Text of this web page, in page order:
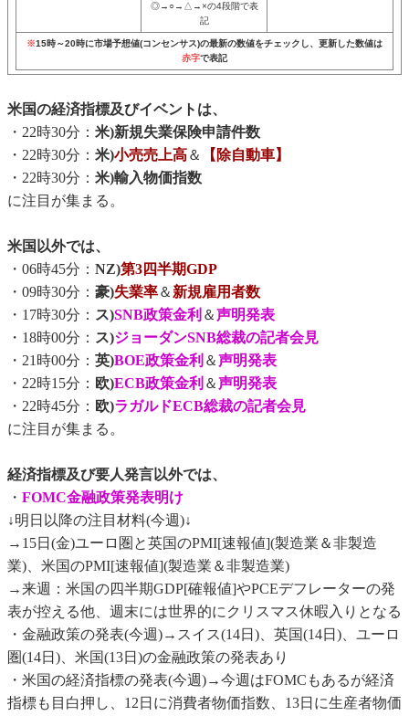
◎→○→△→×の4段階で表
記
※15時～20時に市場予想値(コンセンサス)の最新の数値をチェックし、更新した数値は
赤字で表記
米国の経済指標及びイベントは、
・22時30分： 米)新規失業保険申請件数
・22時30分： 米)小売売上高＆
【除自動車】
・22時30分： 米)輸入物価指数
に注目が集まる。
米国以外では、
・06時45分： NZ)第3四半期GDP
・09時30分： 豪)失業率＆新規雇用者数
・17時30分： ス)SNB政策金利 ＆声明発表
・18時00分： ス)ジョーダンSNB総裁の記者会見
・21時00分： 英)BOE政策金利 ＆声明発表
・22時15分： 欧)ECB政策金利 ＆声明発表
・22時45分： 欧)ラガルドECB総裁の記者会見
に注目が集まる。
経済指標及び要人発言以外では、
・ FOMC金融政策発表明け
↓明日以降の注目材料(今週)↓
→15日(金)ユーロ圏と英国のPMI[速報値](製造業＆非製造
業)、米国のPMI[速報値](製造業＆非製造業)
→来週：米国の四半期GDP[確報値]やPCEデフレーターの発
表が控える他、週末には世界的にクリスマス休暇入りとなる
・金融政策の発表(今週)→スイス(14日)、英国(14日)、ユーロ
圏(14日)、米国(13日)の金融政策の発表あり
・米国の経済指標の発表(今週)→今週はFOMCもあるが経済
指標も目白押し、12日に消費者物価指数、13日に生産者物価